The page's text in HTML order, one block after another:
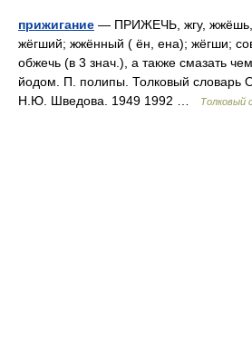
прижигание — ПРИЖЕЧЬ, жгу, жжёшь,
жёгший; жжённый ( ён, ена); жёгши;
обжечь (в 3 знач.), а также смазать
йодом. П. полипы. Толковый словарь
Н.Ю. Шведова. 1949 1992 …
Толковый